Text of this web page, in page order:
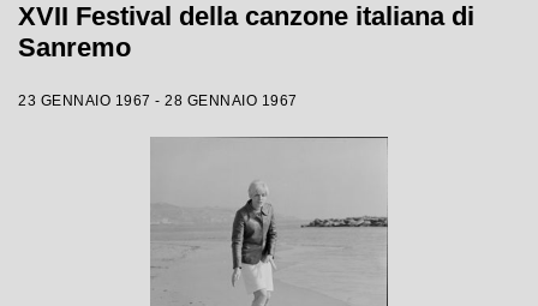
XVII Festival della canzone italiana di
Sanremo
23 GENNAIO 1967 - 28 GENNAIO 1967